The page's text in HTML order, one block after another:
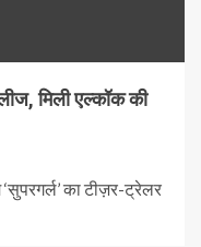
मिली एल्कॉक की
का टीज़र-ट्रेलर